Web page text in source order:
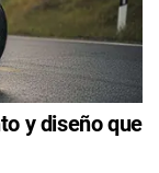
y diseño que